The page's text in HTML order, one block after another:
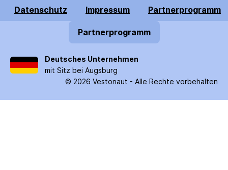
Datenschutz Impressum Partnerprogramm
Partnerprogramm
Deutsches Unternehmen
mit Sitz bei Augsburg
© 2026 Vestonaut - Alle Rechte vorbehalten